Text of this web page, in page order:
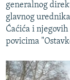
generalnog
glavnog
Ćaćića i
povicima